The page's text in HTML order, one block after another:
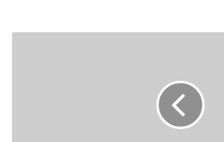
मिलने आधार पर एसटीएफ ने उसे दबोच
कड़ी से कड़ी जोड़कर जांच को आगे बढ़ाया
उसकी बेटियों की भी भूमिका सामने आई।